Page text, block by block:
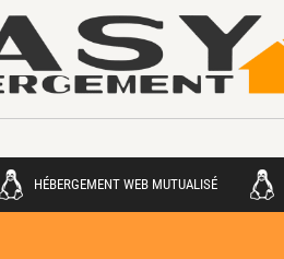
HÉBERGEMENT WEB MUTUALISÉ